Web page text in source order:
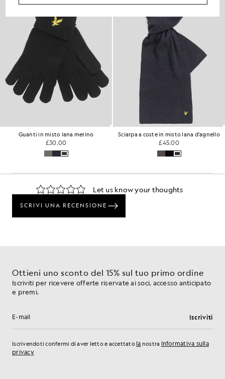
Guanti in misto lana merino
£30.00
Sciarpa a coste in misto lana d'agnello
£45.00
Ottieni uno sconto del 15% sul tuo primo ordine
Iscriviti per ricevere offerte riservate ai soci, accesso anticipato
e premi.
Indirizzo e-mail Iscriviti
Iscrivendoti confermi di aver letto e accettato la nostra Informativa sulla
privacy